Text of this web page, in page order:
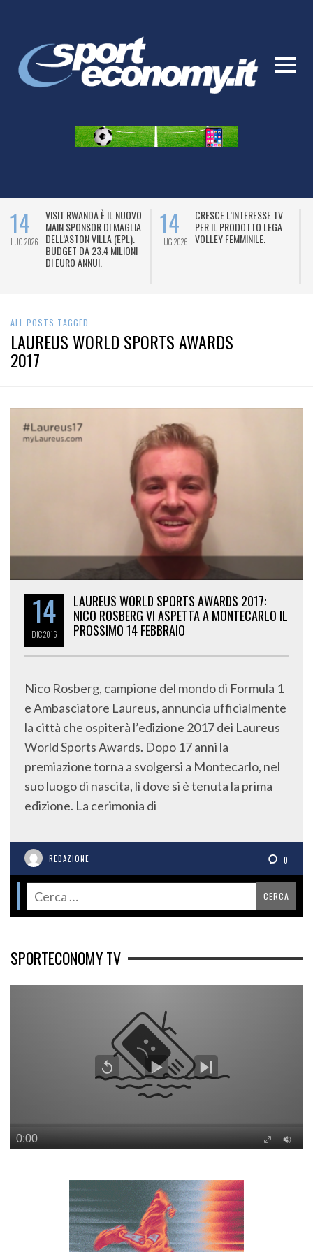
RWANDA È IL NUOVO
SPONSOR DI MAGLIA
VILLA (EPL).
DA 23.4 MILIONI
ANNUI.
14
LUG 2026
CRESCE L’INTERESSE TV
PER IL PRODOTTO LEGA
VOLLEY FEMMINILE.
14
LUG 2026
ALL POSTS TAGGED
LAUREUS WORLD SPORTS AWARDS
2017
14
DIC2016
LAUREUS WORLD SPORTS AWARDS 2017:
NICO ROSBERG VI ASPETTA A MONTECARLO IL
PROSSIMO 14 FEBBRAIO
Nico Rosberg, campione del mondo di Formula 1
e Ambasciatore Laureus, annuncia ufficialmente
la città che ospiterà l’edizione 2017 dei Laureus
World Sports Awards. Dopo 17 anni la
premiazione torna a svolgersi a Montecarlo, nel
suo luogo di nascita, lì dove si è tenuta la prima
edizione. La cerimonia di
REDAZIONE 0
SPORTECONOMY TV